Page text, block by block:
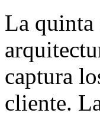
La quinta
captura
cliente.